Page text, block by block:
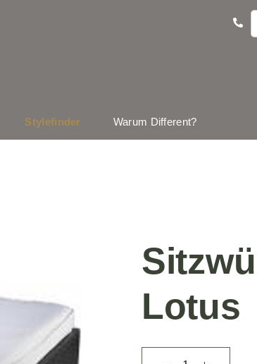
Stylefinder Warum Different?
Lotus